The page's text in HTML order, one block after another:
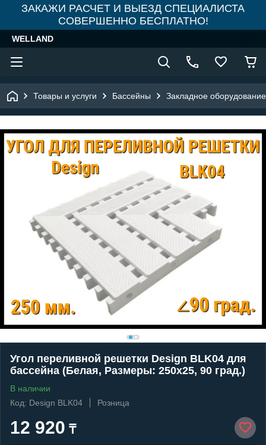
ЗАКАЖИ РАСЧЕТ И ВЫЕЗД СПЕЦИАЛИСТА
СОВЕРШЕННО БЕСПЛАТНО!
WELLAND
Товары и услуги Бассейны Закладное
Угол переливной решетки Design BLK04 для
бассейна (Белая, Размеры: 250x25, 90 град.)
В наличии
Код: Design BLK04
Розница
12 920 ₸